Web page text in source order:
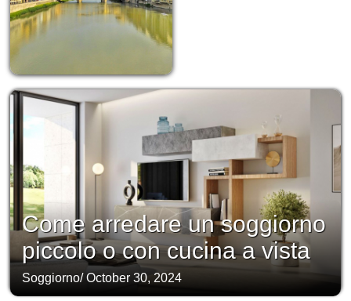
Come arredare un soggiorno
piccolo o con cucina a vista
Soggiorno/October 30, 2024